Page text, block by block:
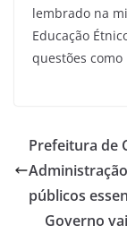
lembrado na
Educação
questões
Prefeitura de
públicos
Governo